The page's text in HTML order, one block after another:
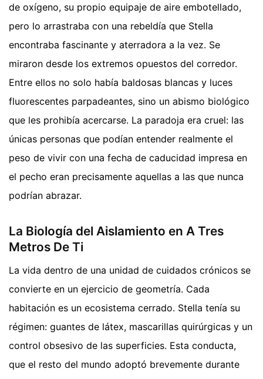
de oxígeno, su propio equipaje de aire embotellado,
pero lo arrastraba con una rebeldía que Stella
encontraba fascinante y aterradora a la vez. Se
miraron desde los extremos opuestos del corredor.
Entre ellos no solo había baldosas blancas y luces
fluorescentes parpadeantes, sino un abismo biológico
que les prohibía acercarse. La paradoja era cruel: las
únicas personas que podían entender realmente el
peso de vivir con una fecha de caducidad impresa en
el pecho eran precisamente aquellas a las que nunca
podrían abrazar.
La Biología del Aislamiento en A Tres
Metros De Ti
La vida dentro de una unidad de cuidados crónicos se
convierte en un ejercicio de geometría. Cada
habitación es un ecosistema cerrado. Stella tenía su
régimen: guantes de látex, mascarillas quirúrgicas y un
control obsesivo de las superficies. Esta conducta,
que el resto del mundo adoptó brevemente durante